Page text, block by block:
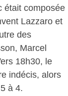
était composée
Lazzaro et
des
Marcel
18h30, le
indécis, alors
à 4.